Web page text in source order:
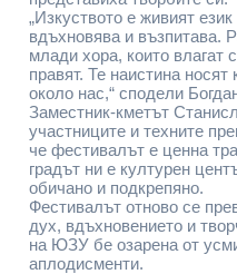
„Изкуството е живият
вдъхновява и възпитава.
млади хора, които влагат
правят. Те наистина
около нас,“ сподели
Заместник-кметът
участниците и техните
че фестивалът е ценна
градът ни е културен
обичано и подкрепяно.
Фестивалът отново се
дух, вдъхновението и
на ЮЗУ бе озарена от
аплодисменти.